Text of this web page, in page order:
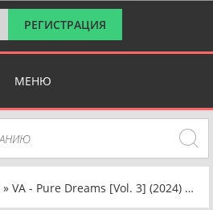
РЕГИСТРАЦИЯ
МЕНЮ
» VA - Pure Dreams [Vol. 3] (2024) FLAC